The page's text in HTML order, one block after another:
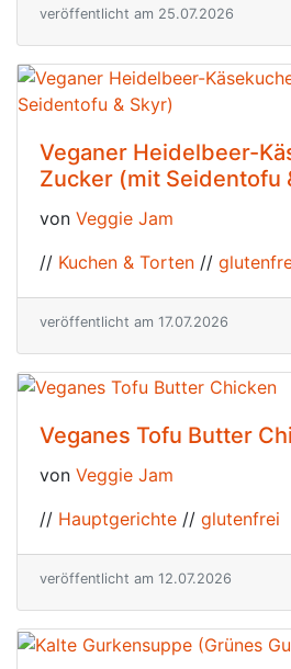
veröffentlicht am 25.07.2026
Veganer Heidelbeer-
Zucker (mit Seidentofu
von Veggie Jam
// Kuchen & Torten //
veröffentlicht am 17.07.2026
Veganes Tofu Butter
von Veggie Jam
// Hauptgerichte // glutenfrei
veröffentlicht am 12.07.2026